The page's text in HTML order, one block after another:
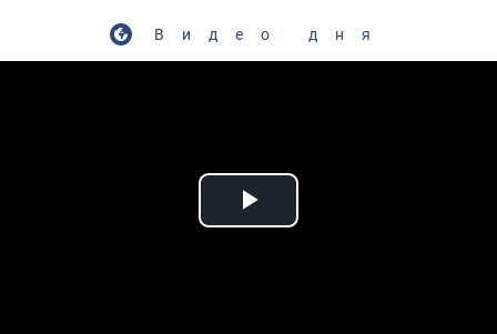
Видео дня
Play Video